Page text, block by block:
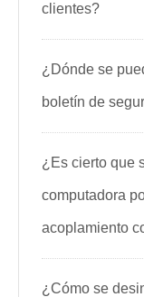
clientes?
¿Dónde se
boletín de
¿Es cierto que
computadora
acoplamiento
¿Cómo se